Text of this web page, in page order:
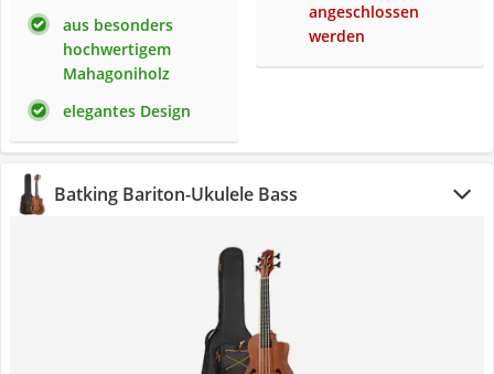
aus besonders
hochwertigem
Mahagoniholz
elegantes Design
angeschlossen
werden
Batking Bariton-Ukulele Bass